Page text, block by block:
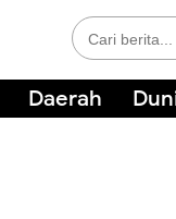
Daerah